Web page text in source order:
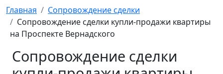
Главная
Сопровождение сделки
Сопровождение сделки купли-продажи квартиры
на Проспекте Вернадского
Сопровождение сделки